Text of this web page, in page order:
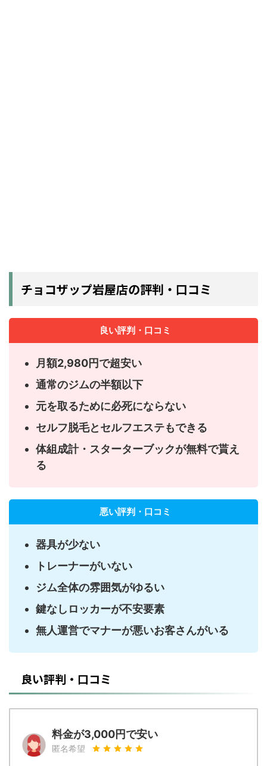
チョコザップ岩屋店の評判・口コミ
良い評判・口コミ
月額2,980円で超安い
通常のジムの半額以下
元を取るために必死にならない
セルフ脱毛とセルフエステもできる
体組成計・スターターブックが無料で貰え
る
悪い評判・口コミ
器具が少ない
トレーナーがいない
ジム全体の雰囲気がゆるい
鍵なしロッカーが不安要素
無人運営でマナーが悪いお客さんがいる
良い評判・口コミ
料金が3,000円で安い
匿名希望